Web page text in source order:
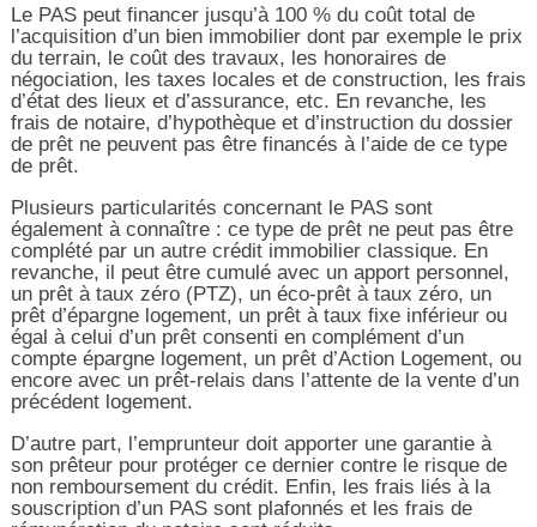
Le PAS peut financer jusqu’à 100 % du coût total de
l’acquisition d’un bien immobilier dont par exemple le prix
du terrain, le coût des travaux, les honoraires de
négociation, les taxes locales et de construction, les frais
d’état des lieux et d’assurance, etc. En revanche, les
frais de notaire, d’hypothèque et d’instruction du dossier
de prêt ne peuvent pas être financés à l’aide de ce type
de prêt.
Plusieurs particularités concernant le PAS sont
également à connaître : ce type de prêt ne peut pas être
complété par un autre crédit immobilier classique. En
revanche, il peut être cumulé avec un apport personnel,
un prêt à taux zéro (PTZ), un éco-prêt à taux zéro, un
prêt d’épargne logement, un prêt à taux fixe inférieur ou
égal à celui d’un prêt consenti en complément d’un
compte épargne logement, un prêt d’Action Logement, ou
encore avec un prêt-relais dans l’attente de la vente d’un
précédent logement.
D’autre part, l’emprunteur doit apporter une garantie à
son prêteur pour protéger ce dernier contre le risque de
non remboursement du crédit. Enfin, les frais liés à la
souscription d’un PAS sont plafonnés et les frais de